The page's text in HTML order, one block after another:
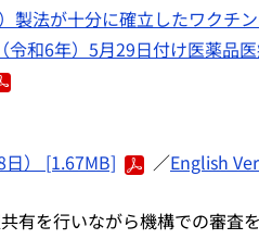
製法が十分に確立したワクチ
和6年）5月29日付け医薬品
） [1.67MB]
／English
有を行いながら機構での審査